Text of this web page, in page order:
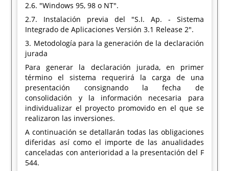
2.6. "Windows 95, 98 o NT".
2.7. Instalación previa del "S.I. Ap. - Sistema
Integrado de Aplicaciones Versión 3.1 Release 2".
3. Metodología para la generación de la declaración
jurada
Para generar la declaración jurada, en primer
término el sistema requerirá la carga de una
presentación consignando la fecha de
consolidación y la información necesaria para
individualizar el proyecto promovido en el que se
realizaron las inversiones.
A continuación se detallarán todas las obligaciones
diferidas así como el importe de las anualidades
canceladas con anterioridad a la presentación del F
544.